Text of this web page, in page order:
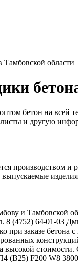
Тамбовской области
бетон на всей
и другую
производством
выпускаемые
и Тамбовской
8 (4752) 64-01-03
при заказе
высокой
(В25) F200 W8